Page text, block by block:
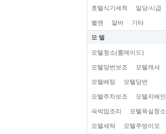
호텔식기세척 일당/시급
벨맨 알바 기타
모 텔
모텔청소(룸메이드)
모텔당번보조 모텔캐셔
모텔베팅 모텔당번
모텔주차보조 모텔지배인
숙박업조리 모텔욕실청소
모텔세탁 모텔주방이모